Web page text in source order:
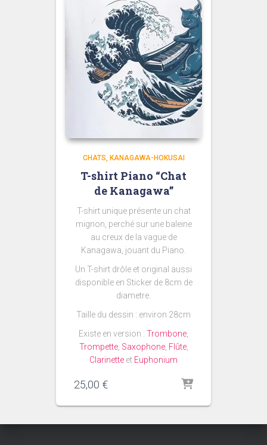
CHATS KANAGAWA-HOKUSAI
T-shirt Piano “Chat
de Kanagawa”
T-shirt unique présente un chat
mignon, perché sur une baleine
au creux de la vague de
Kanagawa, jouant du Piano.
Un T-shirt drôle et original aussi
disponible en Sticker de 8cm de
diametre.
Taille du dessin : environ 28cm
Existe en version : Trombone
Trompette, Saxophone, Flûte,
Clarinette et Euphonium
25,00 €